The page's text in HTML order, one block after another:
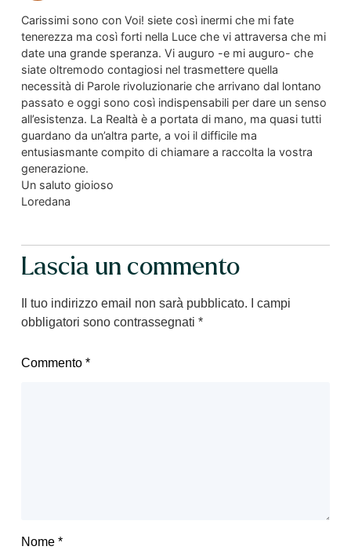
Carissimi sono con Voi! siete così inermi che mi fate
tenerezza ma così forti nella Luce che vi attraversa che mi
date una grande speranza. Vi auguro -e mi auguro- che
siate oltremodo contagiosi nel trasmettere quella
necessità di Parole rivoluzionarie che arrivano dal lontano
passato e oggi sono così indispensabili per dare un senso
all’esistenza. La Realtà è a portata di mano, ma quasi tutti
guardano da un’altra parte, a voi il difficile ma
entusiasmante compito di chiamare a raccolta la vostra
generazione.
Un saluto gioioso
Loredana
Lascia un commento
Il tuo indirizzo email non sarà pubblicato.
I campi
obbligatori sono contrassegnati *
Commento *
Nome *